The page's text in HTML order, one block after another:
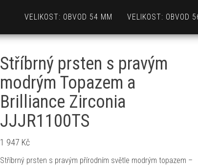
VELIKOST: OBVOD 54 MM VELIKOST: OBVOD
Stříbrný prsten s pravým
modrým Topazem a
Brilliance Zirconia
JJJR1100TS
1 947 Kč
Stříbrný prsten s pravým přírodním světle modrým topazem –